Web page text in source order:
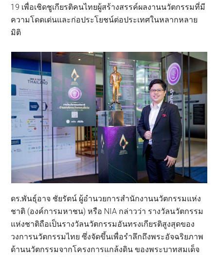
19 เพื่อเชิดชูเกียรติคนไทยผู้สร้างสรรค์ผลงานนวัตกรรมที่มี
ความโดดเด่นและก่อประโยชน์ต่อประเทศในหลากหลาย
มิติ
ดร.พันธุ์อาจ ชัยรัตน์ ผู้อำนวยการสำนักงานนวัตกรรมแห่ง
ชาติ (องค์การมหาชน) หรือ NIA กล่าวว่า รางวัลนวัตกรรม
แห่งชาติถือเป็นรางวัลนวัตกรรมอันทรงเกียรติสูงสุดของ
วงการนวัตกรรมไทย ซึ่งจัดขึ้นเพื่อรำลึกถึงพระอัจฉริยภาพ
ด้านนวัตกรรมจากโครงการแกล้งดิน ของพระบาทสมเด็จ